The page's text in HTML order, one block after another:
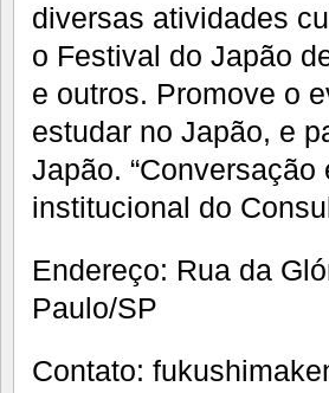
diversas atividades
o Festival do Japão
e outros. Promove o
estudar no Japão, e
Japão.
institucional do
Endereço: Rua da
Paulo/SP
Contato: